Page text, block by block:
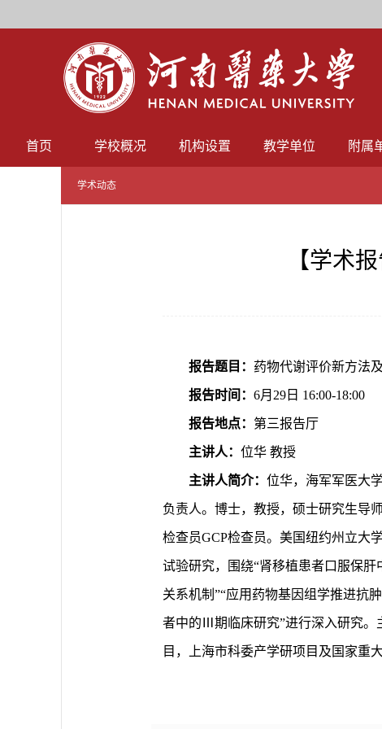
首页 学校概况 机构设置 教学单位 附属
学术动态
【学术
报告题目： 药物代谢评价新方法
报告时间： 6月29日 16:00-18:00
报告地点： 第三报告厅
主讲人： 位华 教授
主讲人简介： 位华，海军军医大
负责人。博士，教授，硕士研究生导
检查员GCP检查员。美国纽约州立大
试验研究，围绕“肾移植患者口服保
关系机制”“应用药物基因组学推进抗
者中的Ⅲ期临床研究”进行深入研究。
目，上海市科委产学研项目及国家重